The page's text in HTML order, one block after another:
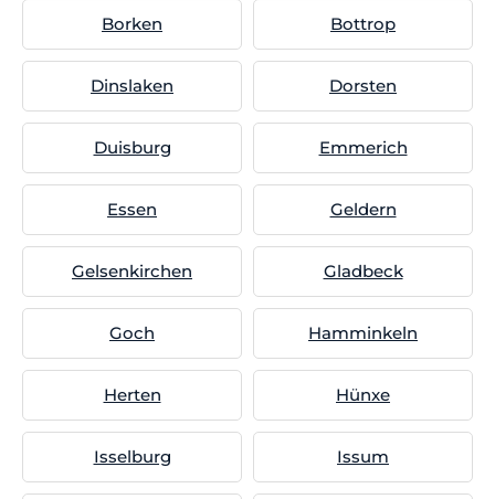
Borken Bottrop
Dinslaken Dorsten
Duisburg Emmerich
Essen Geldern
Gelsenkirchen Gladbeck
Goch Hamminkeln
Herten Hünxe
Isselburg Issum